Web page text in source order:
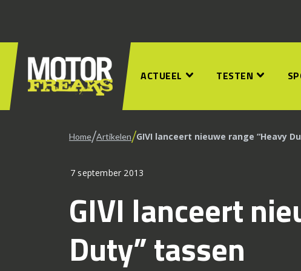
ACTUEEL TESTEN
Home/Artikelen/GIVI lanceert nieuwe range “Heavy
7 september 2013
GIVI lanceert
Duty” tassen